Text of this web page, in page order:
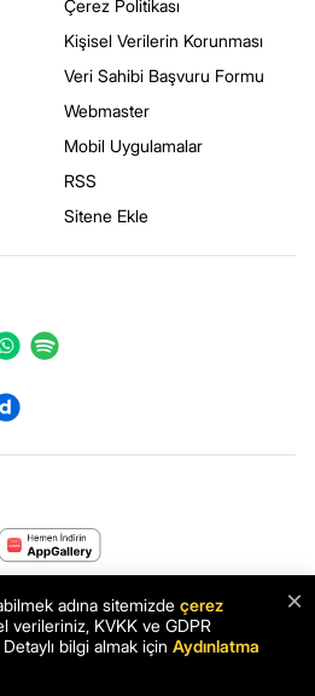
Çerez Politikası
Kişisel Verilerin Korunması
Veri Sahibi Başvuru Formu
Webmaster
Mobil Uygulamalar
RSS
Sitene Ekle
haber sitesi. Son dakika haberleri×
adına sitemizde çerez
verileriniz, KVKK ve GDPR
bilgi almak için Aydınlatma